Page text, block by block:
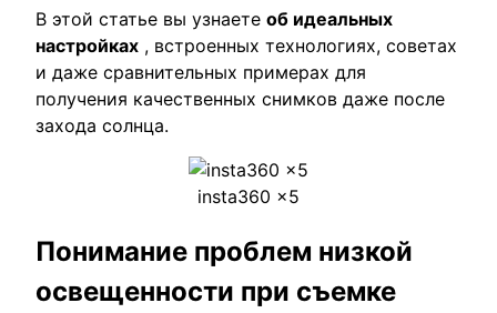
В этой статье вы узнаете об идеальных
настройках , встроенных технологиях, советах
и ​​даже сравнительных примерах для
получения качественных снимков даже после
захода солнца.
insta360 x5
Понимание проблем низкой
освещенности при съемке